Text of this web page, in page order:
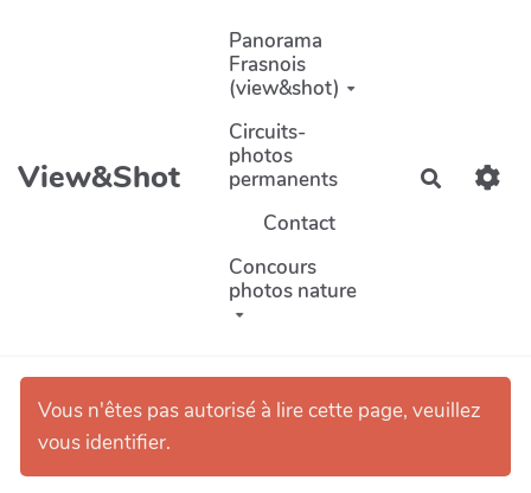
Aller au contenu principal
View&Shot
Panorama
Frasnois
(view&shot)
Circuits-
photos
permanents
Contact
Concours
photos nature
Vous n'êtes pas autorisé à lire cette page, veuillez
vous identifier.